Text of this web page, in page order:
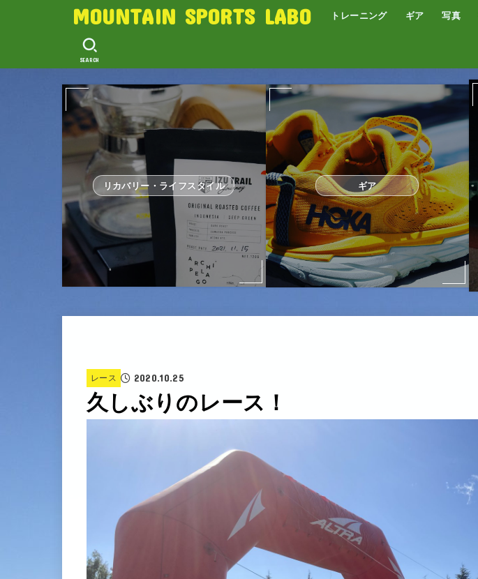
MOUNTAIN SPORTS LABO トレーニング ギア 写真
SEARCH
リカバリー・ライフスタイル ギア
レース 2020.10.25
久しぶりのレース！